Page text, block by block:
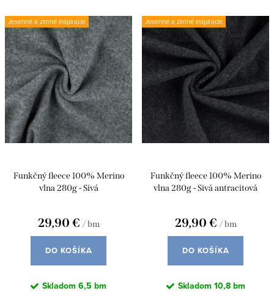
n
i
e
p
r
o
d
k
Najpredávanejšie
Abecedne
V
ý
p
i
s
p
r
d
Jesenné a zimné inšpirácie
Funkčný fleece 100% Merino
vlna 280g - Sivá
29,90 € / bm
DO KOŠÍKA
Skladom 6,5 bm
Jesenné a zimné inšpirácie
Funkčný fleece 100% Merino
vlna 280g - Sivá antracitová
29,90 € / bm
DO KOŠÍKA
Skladom 10,8 bm